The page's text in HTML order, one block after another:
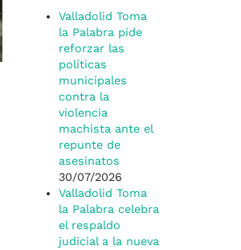
Valladolid Toma
la Palabra pide
reforzar las
políticas
municipales
contra la
violencia
machista ante el
repunte de
asesinatos
30/07/2026
Valladolid Toma
la Palabra celebra
el respaldo
judicial a la nueva